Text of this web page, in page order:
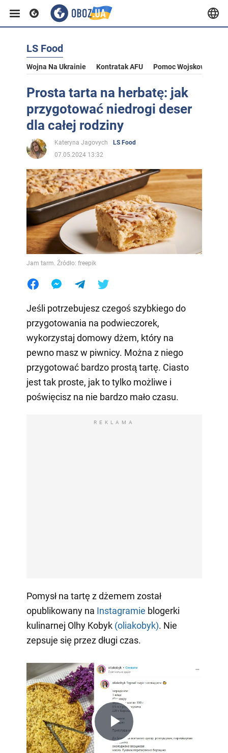
LS Food
Wojna Na Ukrainie Kontratak AFU Pomoc Wojskowa Dla
Prosta tarta na herbatę: jak
przygotować niedrogi deser
dla całej rodziny
Kateryna Jagovych
LS Food
07.05.2024 13:32
Jam tarm. Źródło: freepik
Jeśli potrzebujesz czegoś szybkiego do
przygotowania na podwieczorek,
wykorzystaj domowy dżem, który na
pewno masz w piwnicy. Można z niego
przygotować bardzo prostą tartę. Ciasto
jest tak proste, jak to tylko możliwe i
poświęcisz na nie bardzo mało czasu.
REKLAMA
Pomysł na tartę z dżemem został
opublikowany na Instagramie blogerki
kulinarnej Olhy Kobyk (oliakobyk). Nie
zepsuje się przez długi czas.
Play